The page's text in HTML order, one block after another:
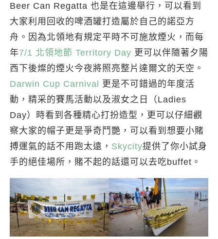
Beer Can Regatta 也是在這邊舉行，可以看到
大家利用回收的啤酒罐打造屬於自己的諾亞方
舟。因為北領地有規定平時不可施放煙火，而每
年7/1 北領地節 Territory Day 更可以伴隨著夕陽
西下後燦的煙火今夜將照亮整片達爾文的天空。
Darwin Cup Carnival 更是不可錯過的年度活
動，精采的賽馬活動以及淑女之日（Ladies
Day）時看到各種精心打扮造型，更可以仔細觀
察大家的帽子更是爭奇鬥艷，可以看到想要小賭
搏運氣的話不用跑太遠， Skycity提供了你小試身
手的絕佳場所，賭不起的話還可以去吃buffet。